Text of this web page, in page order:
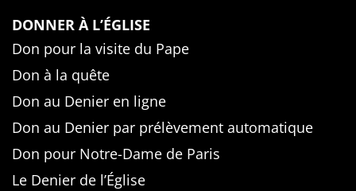
DONNER À L’ÉGLISE
Don pour la visite du Pape
Don à la quête
Don au Denier en ligne
Don au Denier par prélèvement automatique
Don pour Notre-Dame de Paris
Le Denier de l’Église